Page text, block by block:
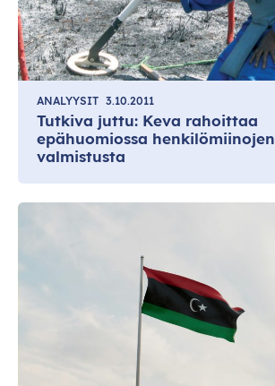
ANALYYSIT 3.10.2011
Tutkiva juttu: Keva rahoittaa
epähuomiossa henkilömiinojen
valmistusta